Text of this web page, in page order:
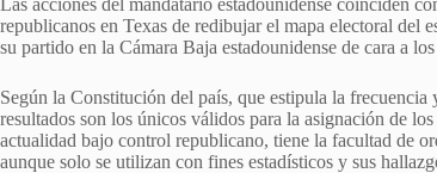
republicanos en Texas de redibujar el mapa electoral del
su partido en la Cámara Baja estadounidense de cara a
Según la Constitución del país, que estipula la frecuencia
resultados son los únicos válidos para la asignación de
actualidad bajo control republicano, tiene la facultad de
aunque solo se utilizan con fines estadísticos y sus